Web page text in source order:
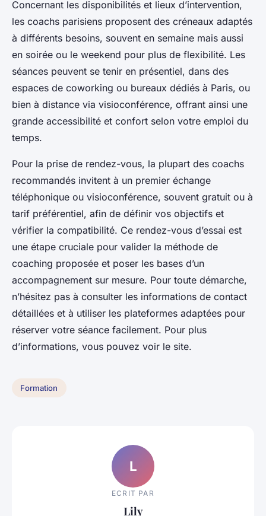
Concernant les disponibilités et lieux d’intervention,
les coachs parisiens proposent des créneaux adaptés
à différents besoins, souvent en semaine mais aussi
en soirée ou le weekend pour plus de flexibilité. Les
séances peuvent se tenir en présentiel, dans des
espaces de coworking ou bureaux dédiés à Paris, ou
bien à distance via visioconférence, offrant ainsi une
grande accessibilité et confort selon votre emploi du
temps.
Pour la prise de rendez-vous, la plupart des coachs
recommandés invitent à un premier échange
téléphonique ou visioconférence, souvent gratuit ou à
tarif préférentiel, afin de définir vos objectifs et
vérifier la compatibilité. Ce rendez-vous d’essai est
une étape cruciale pour valider la méthode de
coaching proposée et poser les bases d’un
accompagnement sur mesure. Pour toute démarche,
n’hésitez pas à consulter les informations de contact
détaillées et à utiliser les plateformes adaptées pour
réserver votre séance facilement. Pour plus
d’informations, vous pouvez voir le site.
Formation
L
ECRIT PAR
Lily